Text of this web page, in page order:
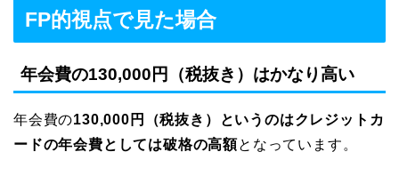
FP的視点で見た場合
年会費の130,000円（税抜き）はかなり高い
年会費の130,000円（税抜き）というのはクレジットカ
ードの年会費としては破格の高額となっています。